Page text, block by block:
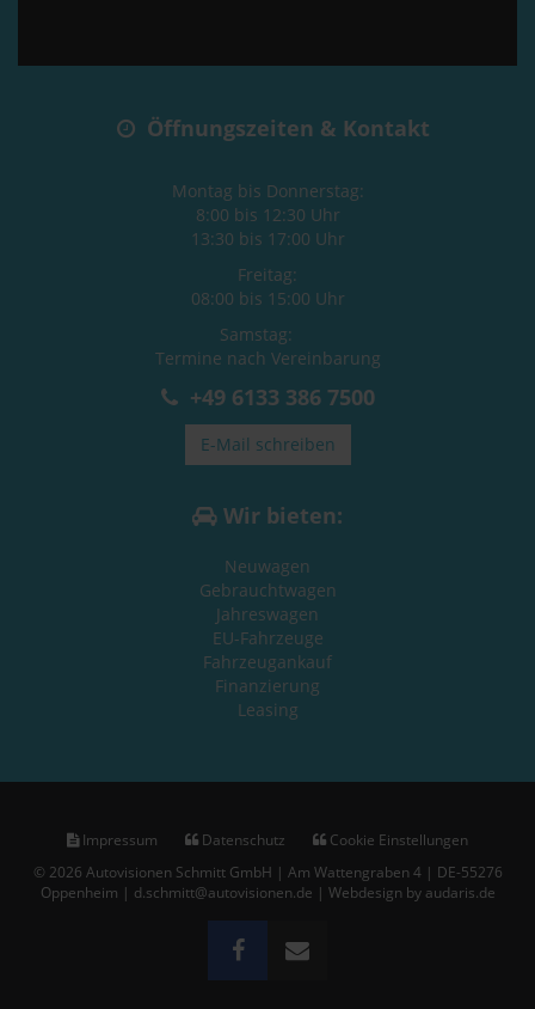
Öffnungszeiten & Kontakt
Montag bis Donnerstag:
8:00 bis 12:30 Uhr
13:30 bis 17:00 Uhr
Freitag:
08:00 bis 15:00 Uhr
Samstag:
Termine nach Vereinbarung
+49 6133 386 7500
E-Mail schreiben
Wir bieten:
Neuwagen
Gebrauchtwagen
Jahreswagen
EU-Fahrzeuge
Fahrzeugankauf
Finanzierung
Leasing
Impressum Datenschutz
Cookie Einstellungen
© 2026 Autovisionen Schmitt GmbH | Am Wattengraben 4 | DE-55276
Oppenheim | d.schmitt@autovisionen.de | Webdesign by audaris.de